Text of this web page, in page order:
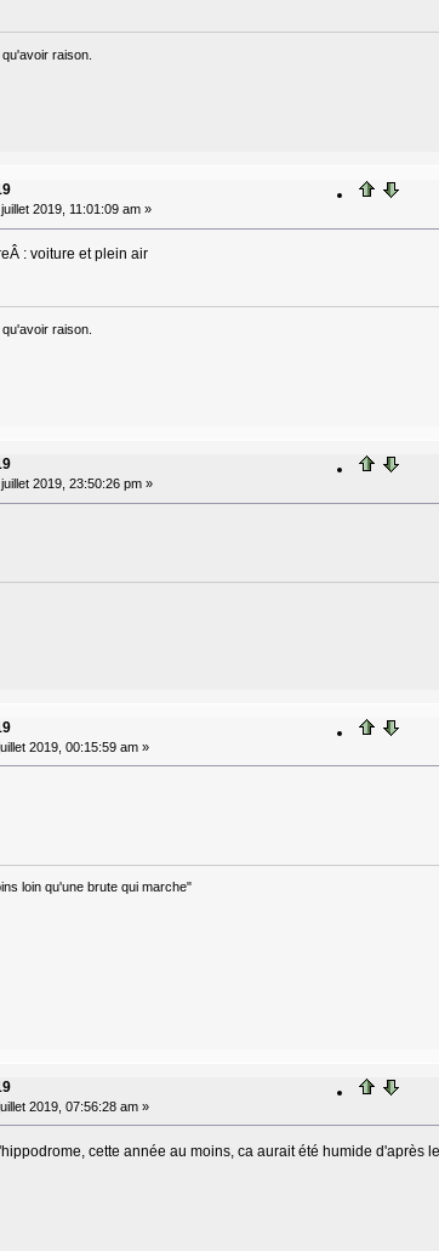
raison.
2019, 11:01:09 am »
raison.
2019, 23:50:26 pm »
2019, 00:15:59 am »
loin qu'une brute qui marche"
2019, 07:56:28 am »
cette année au moins, ca aurait été humide d'après